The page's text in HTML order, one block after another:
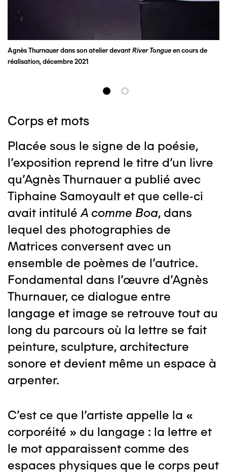
Agnès Thurnauer dans son atelier devant River Tongue en cours de
réalisation, décembre 2021
Corps et mots
Placée sous le signe de la poésie,
l’exposition reprend le titre d’un livre
qu’Agnès Thurnauer a publié avec
Tiphaine Samoyault et que celle-ci
avait intituléA comme Boa, dans
lequel des photographies de
Matrices conversent avec un
ensemble de poèmes de l’autrice.
Fondamental dans l’œuvre d’Agnès
Thurnauer, ce dialogue entre
langage et image se retrouve tout au
long du parcours où la lettre se fait
peinture, sculpture, architecture
sonore et devient même un espace à
arpenter.
C’est ce que l’artiste appelle la «
corporéité » du langage : la lettre et
le mot apparaissent comme des
espaces physiques que le corps peut